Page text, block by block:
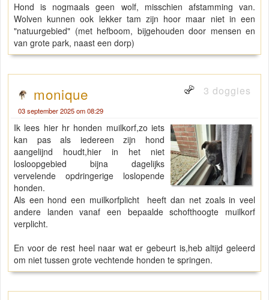
Hond is nogmaals geen wolf, misschien afstamming van.
Wolven kunnen ook lekker tam zijn hoor maar niet in een
"natuurgebied" (met hefboom, bijgehouden door mensen en
van grote park, naast een dorp)
monique 3 doggies
03 september 2025 om 08:29
Ik lees hier hr honden muilkorf,zo iets
kan pas als iedereen zijn hond
aangelijnd houdt,hier in het niet
losloopgebied bijna dagelijks
vervelende opdringerige loslopende
honden.
Als een hond een muilkorfplicht heeft dan net zoals in veel
andere landen vanaf een bepaalde schofthoogte muilkorf
verplicht.
En voor de rest heel naar wat er gebeurt is,heb altijd geleerd
om niet tussen grote vechtende honden te springen.